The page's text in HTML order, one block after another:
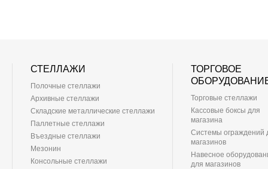
СТЕЛЛАЖИ
Полочные стеллажи
Архивные стеллажи
Складские металлические стеллажи
Паллетные стеллажи
Въездные стеллажи
Мезонин
Консольные стеллажи
ТОРГОВОЕ
Торговые стеллажи
Кассовые боксы для
магазина
Системы ограждений
магазинов
Навесное
для магазинов